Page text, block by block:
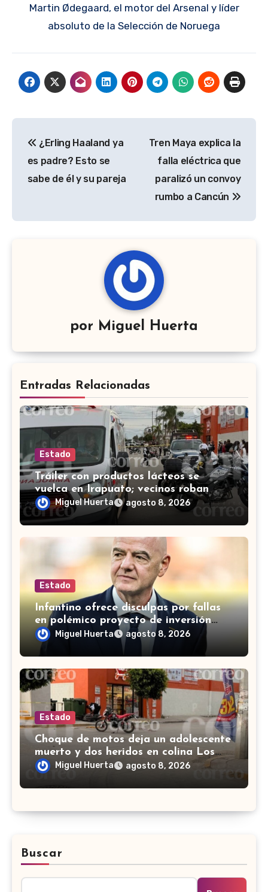
Martin Ødegaard, el motor del Arsenal y líder
absoluto de la Selección de Noruega
de
entradas
¿Erling Haaland ya
es padre? Esto se
sabe de él y su pareja
Tren Maya explica la
falla eléctrica que
paralizó un convoy
rumbo a Cancún
por Miguel Huerta
Entradas Relacionadas
Estado
Tráiler con productos lácteos se
vuelca en Irapuato; vecinos roban
carga en lugar de auxiliar a heridos
Miguel Huerta agosto 8, 2026
Estado
Infantino ofrece disculpas por fallas
en polémico proyecto de inversión
privada de la FIFA
Miguel Huerta agosto 8, 2026
Estado
Choque de motos deja un adolescente
muerto y dos heridos en colina Los
Presidentes, en León
Miguel Huerta agosto 8, 2026
Buscar